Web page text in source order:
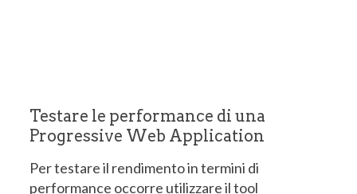
Testare le performance di una
Progressive Web Application
Per testare il rendimento in termini di
performance occorre utilizzare il tool